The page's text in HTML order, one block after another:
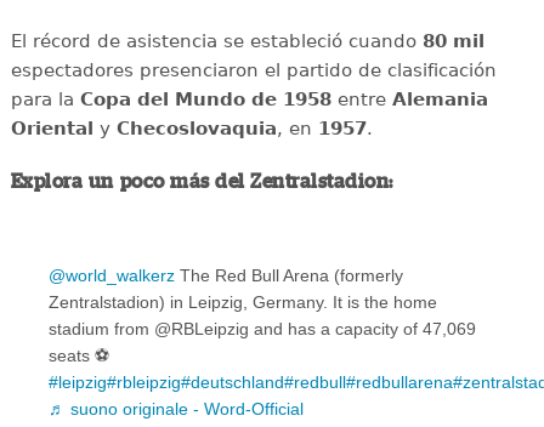
El récord de asistencia se estableció cuando 80 mil
espectadores presenciaron el partido de clasificación
para la Copa del Mundo de 1958entre Alemania
Oriental y Checoslovaquia, en 1957.
Explora un poco más del Zentralstadion:
@world_walkerz The Red Bull Arena (formerly
Zentralstadion) in Leipzig, Germany. It is the home
stadium from @RBLeipzig and has a capacity of 47,069
seats ⚽️️
#leipzig#rbleipzig#deutschland#redbull#redbullarena
♬ suono originale - Word-Official